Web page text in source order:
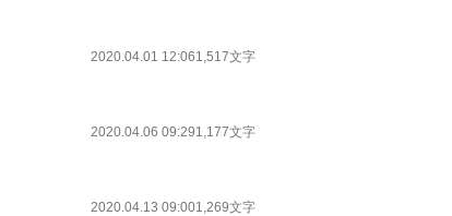
2020.04.01 12:061,517文字
2020.04.06 09:291,177文字
2020.04.13 09:001,269文字